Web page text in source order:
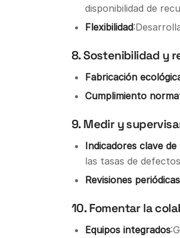
disponibilidad de
Flexibilidad
8. Sostenibilidad y
Fabricación
Cumplimiento
9. Medir y
Indicadores clave
las tasas de
Revisiones periódicas
10. Fomentar la
Equipos integrados